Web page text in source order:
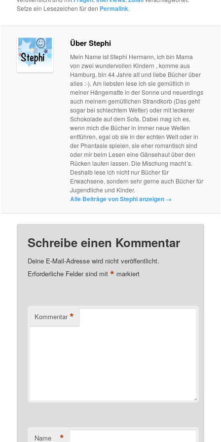
Setze ein Lesezeichen für den Permalink.
Über Stephi
Mein Name ist Stephi Hermann, ich bin Mama
von zwei wundervollen Kindern , komme aus
Hamburg, bin 44 Jahre alt und liebe Bücher über
alles :-). Am liebsten lese ich sie gemütlich in
meiner Hängematte in der Sonne und neuerdings
auch meinem gemütlichen Strandkorb (Das geht
sogar bei schlechtem Wetter) oder mit leckerer
Schokolade auf dem Sofa. Dabei mag ich es,
wenn mich die Bücher in immer neue Welten
entführen, egal ob sie in der echten Welt oder in
der Phantasie spielen, sie eher romantisch sind
oder mir beim Lesen eine Gänsehaut über den
Rücken laufen lassen. Die Mischung macht´s.
Deshalb lese ich nicht nur Bücher für
Erwachsene, sondern sehr gerne auch Bücher für
Jugendliche und Kinder.
Alle Beiträge von Stephi anzeigen →
Schreibe einen Kommentar
Deine E-Mail-Adresse wird nicht veröffentlicht.
Erforderliche Felder sind mit* markiert
Kommentar *
Name *